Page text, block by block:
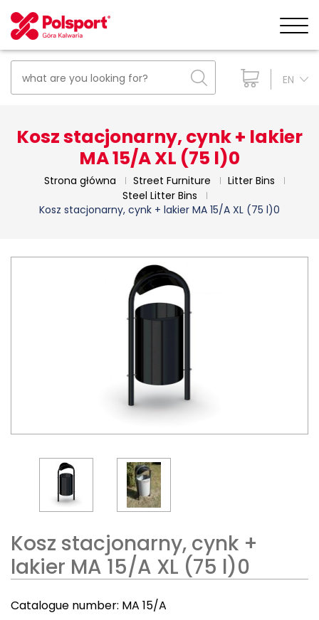
EN
Kosz stacjonarny, cynk + lakier
MA 15/A XL (75 l)0
Strona główna Street Furniture
Litter Bins
Steel Litter Bins
Kosz stacjonarny, cynk + lakier MA 15/A XL (75 l)0
Kosz stacjonarny, cynk +
lakier MA 15/A XL (75 l)0
Catalogue number: MA 15/A